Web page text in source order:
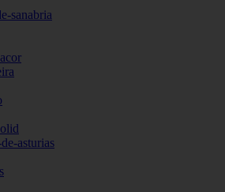
sanabria
asturias